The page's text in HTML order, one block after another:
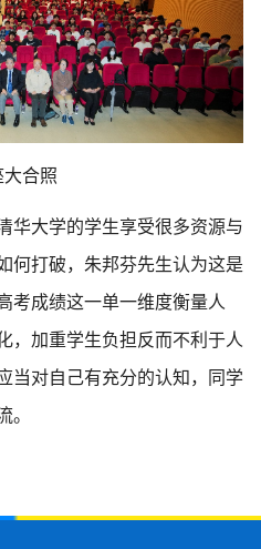
合照
华大学的学生享受很多资源与
何打破，朱邦芬先生认为这是
考成绩这一单一维度衡量人
，加重学生负担反而不利于人
当对自己有充分的认知，同学